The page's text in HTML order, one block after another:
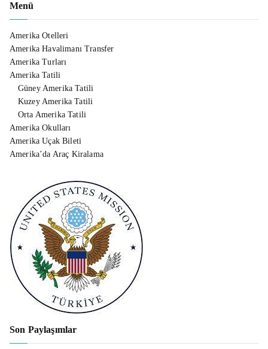
Menü
Amerika Otelleri
Amerika Havalimanı Transfer
Amerika Turları
Amerika Tatili
Güney Amerika Tatili
Kuzey Amerika Tatili
Orta Amerika Tatili
Amerika Okulları
Amerika Uçak Bileti
Amerika’da Araç Kiralama
Son Paylaşımlar